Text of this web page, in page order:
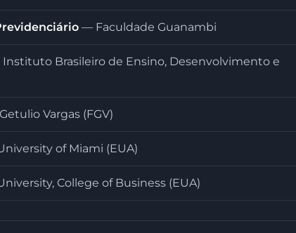
— Faculdade Guanambi
Brasileiro de Ensino, Desenvolvimento e
Vargas (FGV)
of Miami (EUA)
College of Business (EUA)